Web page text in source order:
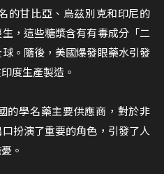
的甘比亞、烏茲別克和印尼的
，這些糖漿含有有毒成分「二
。隨後，美國爆發眼藥水引發
度生產製造。
的學名藥主要供應商，對於非
扮演了重要的角色，引發了人
。